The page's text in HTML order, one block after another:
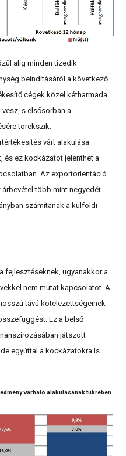
alig minden tizedik
beindításáról a következő
cégek közel kétharmada
s elsősorban a
törekszik.
várt alakulása
és ez kockázatot jelenthet a
Az exportorientáció
több mint negyedét
számítanak a külföldi
fejlesztéseknek, ugyanakkor a
nem mutat kapcsolatot. A
távú kötelezettségeinek
Ez a belső
játszott
egyúttal a kockázatokra is
várható alakulásának tükrében